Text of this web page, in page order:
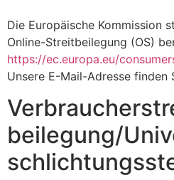
Die Europäische Kommission
Online-Streitbeilegung (OS)
https://ec.europa.eu/
Unsere E-Mail-Adresse finden
beilegung/